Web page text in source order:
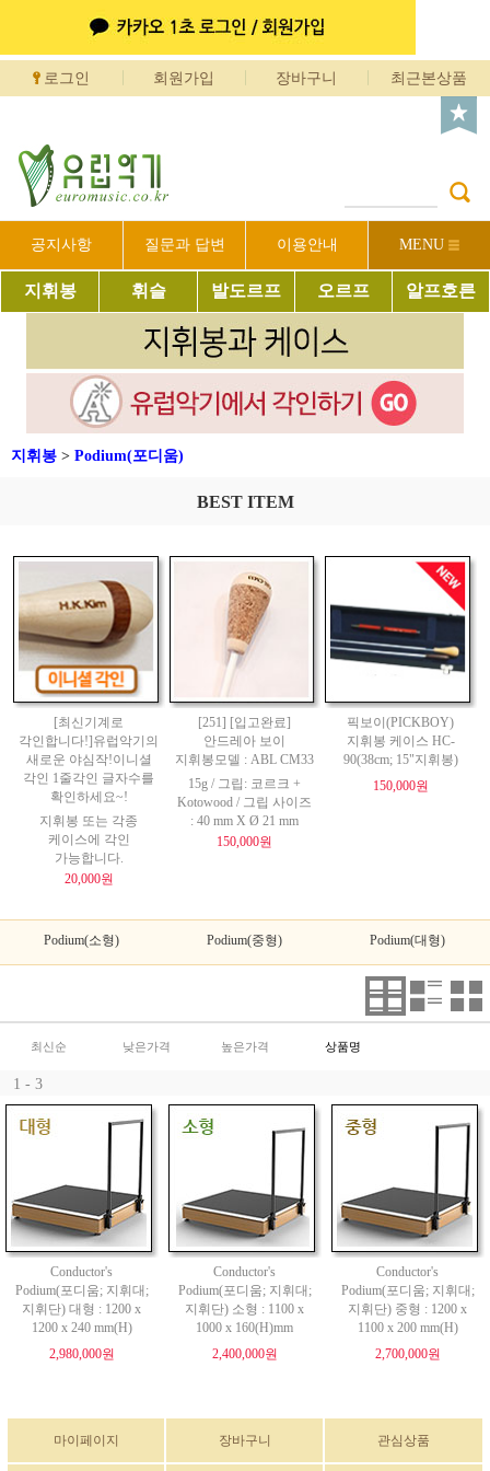
로그인 회원가입 장바구니 최근본상품
공지사항 질문과 답변 이용안내 MENU
지휘봉 휘슬 발도르프 오르프 알프호른
지휘봉 > Podium(포디움)
BEST ITEM
[최신기계로
각인합니다!]유럽악기의
새로운 야심작!이니셜
각인 1줄각인 글자수를
확인하세요~!
지휘봉 또는 각종
케이스에 각인
가능합니다.
20,000원
[251] [입고완료]
안드레아 보이
지휘봉모델 : ABL CM33
15g / 그립: 코르크 +
Kotowood / 그립 사이즈
: 40 mm X Ø 21 mm
150,000원
픽보이(PICKBOY)
지휘봉 케이스 HC-
90(38cm; 15"지휘봉)
150,000원
Podium(소형) Podium(중형) Podium(대형)
최신순 낮은가격 높은가격 상품명
1 - 3
Conductor's
Podium(포디움; 지휘대;
지휘단) 대형 : 1200 x
1200 x 240 mm(H)
2,980,000원
Conductor's
Podium(포디움; 지휘대;
지휘단) 소형 : 1100 x
1000 x 160(H)mm
2,400,000원
Conductor's
Podium(포디움; 지휘대;
지휘단) 중형 : 1200 x
1100 x 200 mm(H)
2,700,000원
마이페이지 장바구니 관심상품